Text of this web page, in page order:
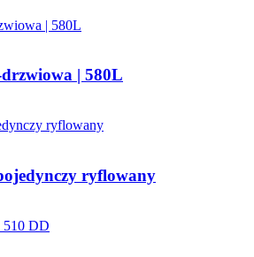
| 580L
ryflowany